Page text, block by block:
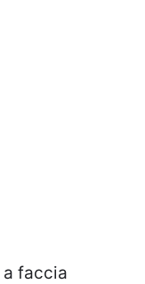
faccia